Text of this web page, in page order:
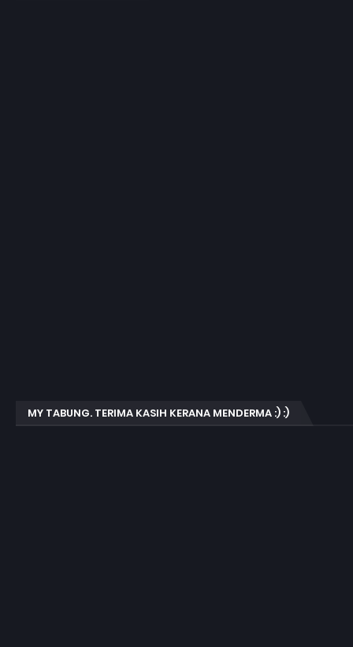
MY TABUNG. TERIMA KASIH KERANA MENDERMA :) :)